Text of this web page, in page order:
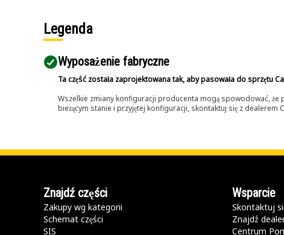
Legenda
Wyposażenie fabryczne
Ta część została zaprojektowana tak, aby pasowała do sprzętu
Wszelkie zmiany konfiguracji producenta mogą spowodować, że
bieżącym stanie i przyjętej konfiguracji, skontaktuj się z dealerem
Znajdź części
Zakupy wg kategorii
Schemat części
SIS
Wsparcie
Skontaktuj
Znajdź
Centrum